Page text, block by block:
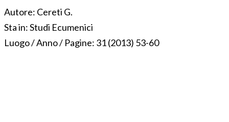
Autore: Cereti G.
Sta in:Studi Ecumenici
Luogo / Anno / Pagine: 31 (2013) 53-60